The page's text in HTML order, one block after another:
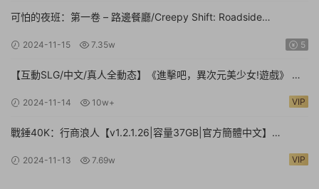
可怕的夜班：第一卷 – 路邊餐廳/Creepy Shift: Roadside
2024-11-15 7.35w 5
【互動SLG/中文/真人全動态】《進擊吧，異次元美少女!遊戲》 官
2024-11-14 10w+ VIP
戰錘40K：行商浪人【v1.2.1.26|容量37GB|官方簡體中文】
2024-11-13 7.69w VIP